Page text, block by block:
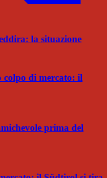
la situazione
colpo di mercato: il
prima del